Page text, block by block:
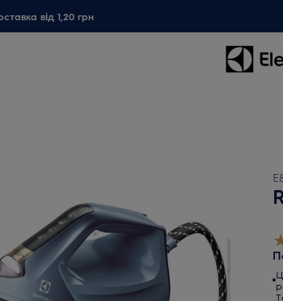
від 1,20 грн